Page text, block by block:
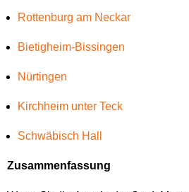
Rottenburg am Neckar
Bietigheim-Bissingen
Nürtingen
Kirchheim unter Teck
Schwäbisch Hall
Zusammenfassung